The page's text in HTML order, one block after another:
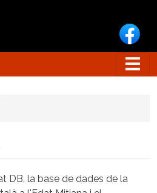
DB, la base de dades de la